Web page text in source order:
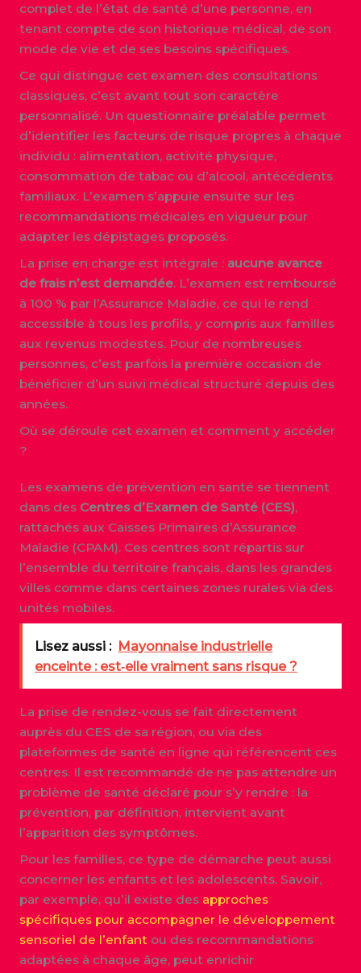
complet de l’état de santé d’une personne, en
tenant compte de son historique médical, de son
mode de vie et de ses besoins spécifiques.
Ce qui distingue cet examen des consultations
classiques, c’est avant tout son caractère
personnalisé. Un questionnaire préalable permet
d’identifier les facteurs de risque propres à chaque
individu : alimentation, activité physique,
consommation de tabac ou d’alcool, antécédents
familiaux. L’examen s’appuie ensuite sur les
recommandations médicales en vigueur pour
adapter les dépistages proposés.
La prise en charge est intégrale : aucune avance
de frais n’est demandée. L’examen est remboursé
à 100 % par l’Assurance Maladie, ce qui le rend
accessible à tous les profils, y compris aux familles
aux revenus modestes. Pour de nombreuses
personnes, c’est parfois la première occasion de
bénéficier d’un suivi médical structuré depuis des
années.
Où se déroule cet examen et comment y accéder
?
Les examens de prévention en santé se tiennent
dans des Centres d’Examen de Santé (CES),
rattachés aux Caisses Primaires d’Assurance
Maladie (CPAM). Ces centres sont répartis sur
l’ensemble du territoire français, dans les grandes
villes comme dans certaines zones rurales via des
unités mobiles.
Lisez aussi : Mayonnaise industrielle
enceinte : est‑elle vraiment sans risque ?
La prise de rendez-vous se fait directement
auprès du CES de sa région, ou via des
plateformes de santé en ligne qui référencent ces
centres. Il est recommandé de ne pas attendre un
problème de santé déclaré pour s’y rendre : la
prévention, par définition, intervient avant
l’apparition des symptômes.
Pour les familles, ce type de démarche peut aussi
concerner les enfants et les adolescents. Savoir,
par exemple, qu’il existe des approches
spécifiques pour accompagner le développement
sensoriel de l’enfant ou des recommandations
adaptées à chaque âge, peut enrichir